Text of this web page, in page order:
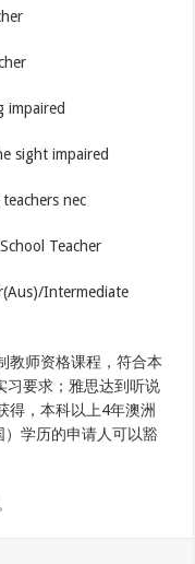
impaired
sight impaired
nec
Teacher
Intermediate
教师资格课程，符合本
习要求；雅思达到听说
得，本科以上4年澳洲
）学历的申请人可以豁